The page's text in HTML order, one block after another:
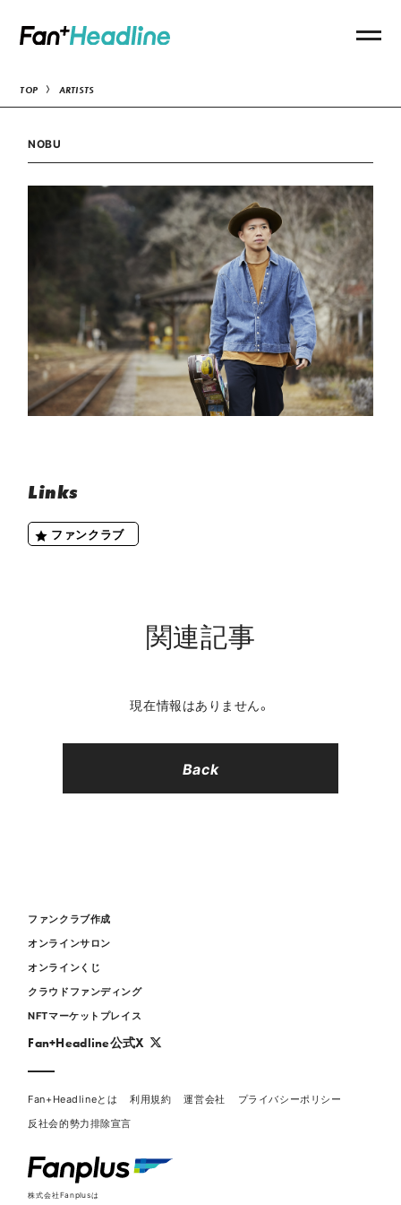
TOP ARTISTS
NOBU
Links
ファンクラブ
関連記事
現在情報はありません。
Back
ファンクラブ作成
オンラインサロン
オンラインくじ
クラウドファンディング
NFTマーケットプレイス
Fan+Headline公式X
Fan+Headlineとは 利用規約 運営会社
プライバシーポリシー
反社会的勢力排除宣言
株式会社Fanplusは